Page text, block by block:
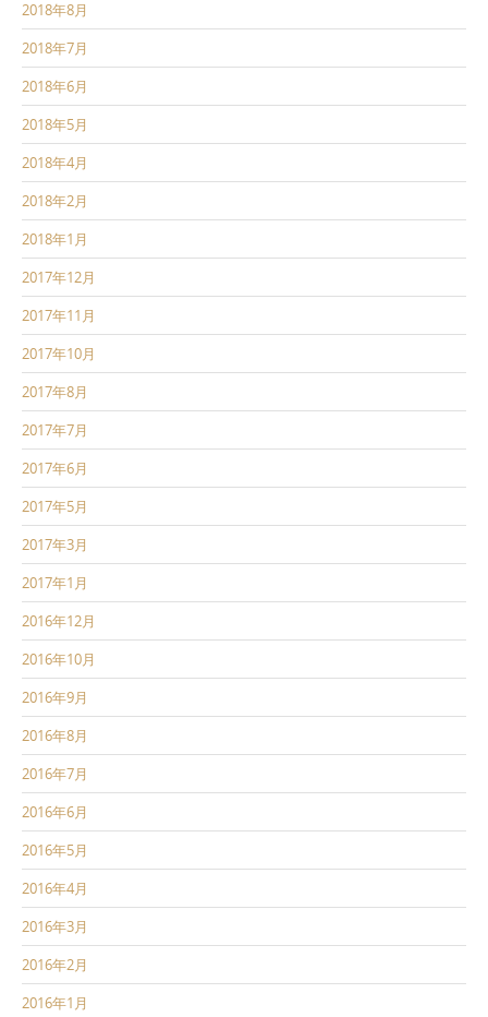
2018年8月
2018年7月
2018年6月
2018年5月
2018年4月
2018年2月
2018年1月
2017年12月
2017年11月
2017年10月
2017年8月
2017年7月
2017年6月
2017年5月
2017年3月
2017年1月
2016年12月
2016年10月
2016年9月
2016年8月
2016年7月
2016年6月
2016年5月
2016年4月
2016年3月
2016年2月
2016年1月